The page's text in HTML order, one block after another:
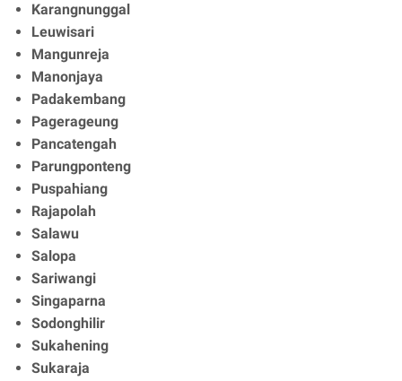
Karangnunggal
Leuwisari
Mangunreja
Manonjaya
Padakembang
Pagerageung
Pancatengah
Parungponteng
Puspahiang
Rajapolah
Salawu
Salopa
Sariwangi
Singaparna
Sodonghilir
Sukahening
Sukaraja